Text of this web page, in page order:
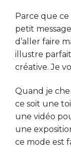
Parce que ce
petit
d’aller faire
illustre
créative. Je
Quand je
ce soit une
une vidéo
une
ce mode est